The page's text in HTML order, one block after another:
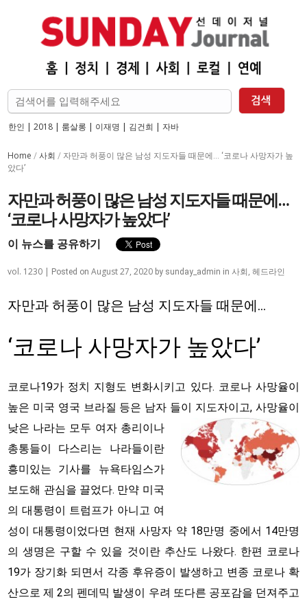
한인 | 2018| 룸살롱 | 이재명 | 김건희 | 자바
Home /사회 / 자만과 허풍이 많은 남성 지도자들 때문에… ‘코로나 사망자가 높
았다’
자만과 허풍이 많은 남성 지도자들 때문에…
‘코로나 사망자가 높았다’
이 뉴스를 공유하기
vol. 1230 | Posted onAugust 27, 2020 by sunday_admin in 사회,헤드라인
자만과 허풍이 많은 남성 지도자들 때문에…
‘코로나 사망자가 높았다’
코로나19가 정치 지형도 변화시키고 있다. 코로나 사망율이
높은 미국 영국 브라질 등은 남자 들이 지도자이고, 사망율이
낮은 나라는 모두 여자 총리이나
총통들이 다스리는 나라들이란
흥미있는 기사를 뉴욕타임스가
보도해 관심을 끌었다. 만약 미국
의 대통령이 트럼프가 아니고 여
성이 대통령이었다면 현재 사망자 약 18만명 중에서 14만명
의 생명은 구할 수 있을 것이란 추산도 나왔다. 한편 코로나
19가 장기화 되면서 각종 후유증이 발생하고 변종 코로나 확
산으로 제 2의 펜데믹 발생이 우려 또다른 공포감을 던져주고